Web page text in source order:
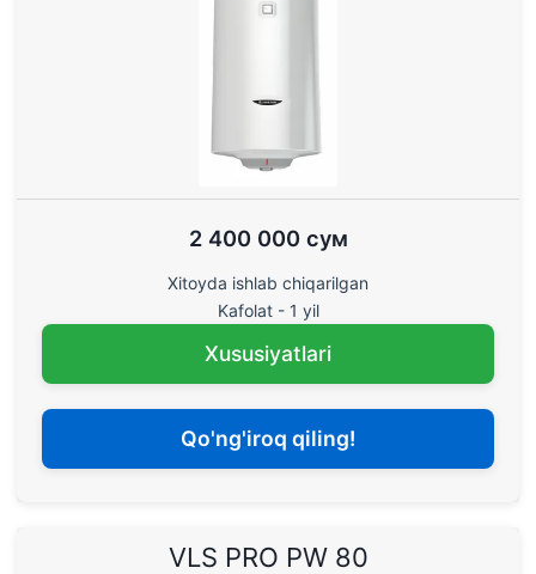
2 400 000 сум
Xitoyda ishlab chiqarilgan
Kafolat - 1 yil
Xususiyatlari
Qo'ng'iroq qiling!
VLS PRO PW 80